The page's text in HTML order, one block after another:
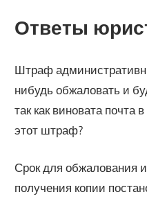
Ответы
Штраф
нибудь обжаловать и
так как виновата почта
этот штраф?
Срок для обжалования
получения копии